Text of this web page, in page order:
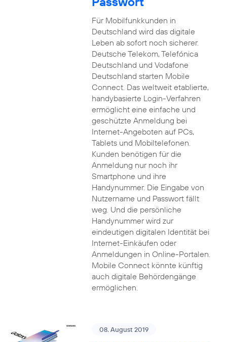
Für Mobilfunkkunden in
Deutschland wird das digitale
Leben ab sofort noch sicherer.
Deutsche Telekom, Telefónica
Deutschland und Vodafone
Deutschland starten Mobile
Connect. Das weltweit etablierte,
handybasierte Login-Verfahren
ermöglicht eine einfache und
geschützte Anmeldung bei
Internet-Angeboten auf PCs,
Tablets und Mobiltelefonen.
Kunden benötigen für die
Anmeldung nur noch ihr
Smartphone und ihre
Handynummer. Die Eingabe von
Nutzername und Passwort fällt
weg. Und die persönliche
Handynummer wird zur
eindeutigen digitalen Identität bei
Internet-Einkäufen oder
Anmeldungen in Online-Portalen.
Mobile Connect könnte künftig
auch digitale Behördengänge
ermöglichen.
08. August 2019